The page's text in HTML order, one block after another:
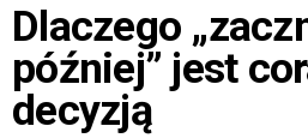
Dlaczego
później” jest
decyzją